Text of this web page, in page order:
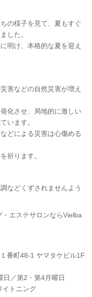
の様子を見て、夏もすぐ
した。
明け、本格的な夏を迎え
害などの自然災害が増え
化させ、局地的に激しい
います。
どによる災害は心傷める
祈ります。
などくずされませんよう
エステサロンならVielba
番町48-1 ヤマタケビル1F
／第2・第4月曜日
イトニング